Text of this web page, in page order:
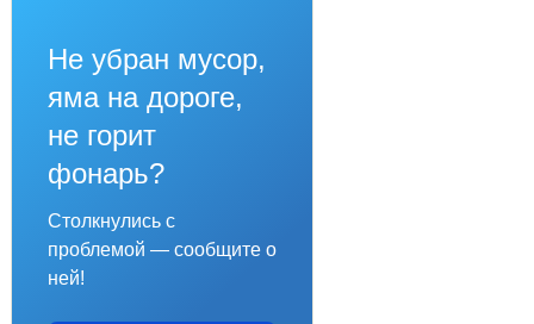
Не убран мусор,
яма на дороге,
не горит
фонарь?
Столкнулись с
проблемой — сообщите о
ней!